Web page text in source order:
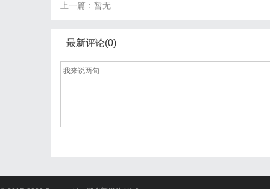
上一篇：暂无
最新评论(0)